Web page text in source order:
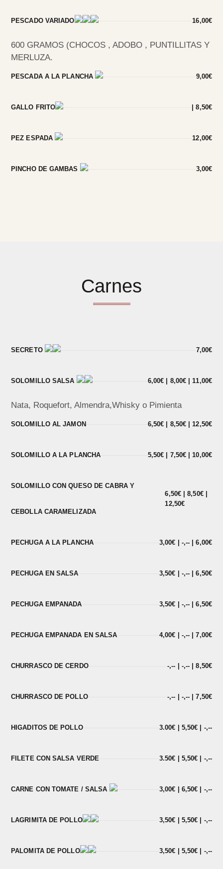
PESCADO VARIADO 16,00€
600 GRAMOS (CHOCOS , ADOBO , PUNTILLITAS Y
MERLUZA.
PESCADA A LA PLANCHA 9,00€
GALLO FRITO | 8,50€
PEZ ESPADA 12,00€
PINCHO DE GAMBAS 3,00€
Carnes
SECRETO 7,00€
SOLOMILLO SALSA 6,00€ | 8,00€ | 11,00€
Nata, Roquefort, Almendra,Whisky o Pimienta
SOLOMILLO AL JAMON 6,50€ | 8,50€ | 12,50€
SOLOMILLO A LA PLANCHA 5,50€ | 7,50€ | 10,00€
SOLOMILLO CON QUESO DE CABRA Y
CEBOLLA CARAMELIZADA
6,50€ | 8,50€ |
12,50€
PECHUGA A LA PLANCHA 3,00€ | -,-- | 6,00€
PECHUGA EN SALSA 3,50€ | -,-- | 6,50€
PECHUGA EMPANADA 3,50€ | -,-- | 6,50€
PECHUGA EMPANADA EN SALSA 4,00€ | -,-- | 7,00€
CHURRASCO DE CERDO -,-- | -,-- | 8,50€
CHURRASCO DE POLLO -,-- | -,-- | 7,50€
HIGADITOS DE POLLO 3.00€ | 5,50€ | -,--
FILETE CON SALSA VERDE 3.50€ | 5,50€ | -,--
CARNE CON TOMATE / SALSA 3,00€ | 6,50€ | -,--
LAGRIMITA DE POLLO 3,50€ | 5,50€ | -,--
PALOMITA DE POLLO 3,50€ | 5,50€ | -,--